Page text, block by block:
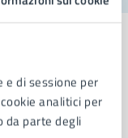
e di sessione per
analitici per
da parte degli